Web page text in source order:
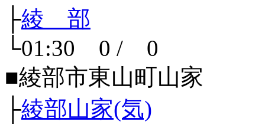
├綾 部
└01:30 0 / 0
■綾部市東山町山家
├綾部山家(気)